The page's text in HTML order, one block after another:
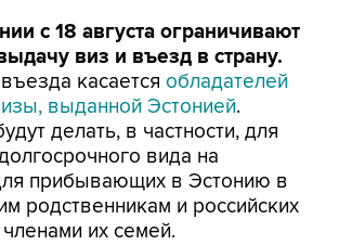
с 18 августа ограничивают
виз и въезд в страну.
касается обладателей
выданной Эстонией.
делать, в частности, для
вида на
прибывающих в Эстонию в
родственникам и российских
их семей.